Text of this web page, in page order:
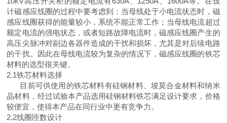
计磁感应线圈的过程中要考虑到：当母线处于小电流状态时，磁
感应线圈获得的能量较小，系统不能正常工作；当母线电流超过
额定电流的强电状态 ， 或者短路故障电流时 ，磁感应线圈产生的
高压尖脉冲对副边各器件造成的干扰和损坏 ， 尤其是对后续电路
的干扰。 因此在母线电流较为复杂的情况下 ，磁感应线圈的铁芯
材料的选型很关键。
2.1铁芯材料选择
目前可供使用的铁芯材料有硅钢材料、坡莫合金材料和纳米
晶材料，经过试验本产品选用硅钢材料铁芯满足设计要求，价格
较便宜，使得本产品在同行业中更有竞争力。
2.2线圈匝数设计